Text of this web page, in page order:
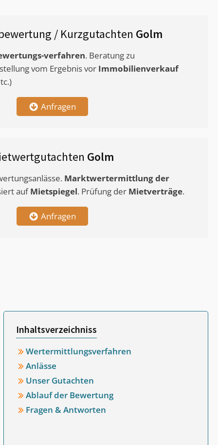
/ Kurzgutachten Golm
verfahren. Beratung zu
vom Ergebnis vor Immobilienverkauf
Anfragen
Golm
Marktwertermittlungder
aufMietspiegel. Prüfung der Mietverträge.
Anfragen
Inhaltsverzeichniss
Wertermittlungsverfahren
Anlässe
Unser Gutachten
Ablauf der Bewertung
Fragen & Antworten